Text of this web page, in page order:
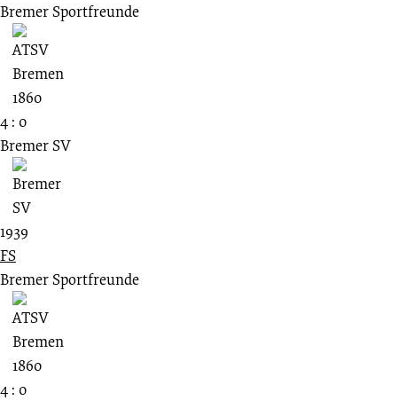
Bremer Sportfreunde
4 : 0
Bremer SV
1939
FS
Bremer Sportfreunde
4 : 0